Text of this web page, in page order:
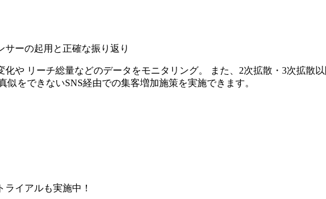
ーの起用と正確な振り返り
や リーチ総量などのデータをモニタリング。 また、2次拡散・3次拡散
をできないSNS経由での集客増加施策を実施できます。
イアルも実施中！